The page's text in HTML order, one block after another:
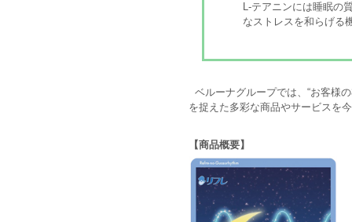
L-テアニンには睡眠の
なストレスを和らげる
ベルーナグループでは、“お客様
を捉えた多彩な商品やサービスを
【商品概要】